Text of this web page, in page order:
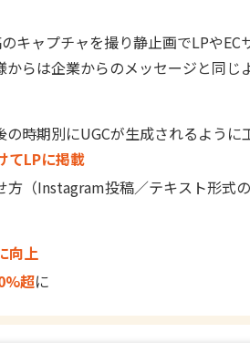
キャプチャを撮り静止画でLPやEC
からは企業からのメッセージと同じ
時期別にUGCが生成されるように
てLPに掲載
方（Instagram投稿／テキスト形式
向上
超に